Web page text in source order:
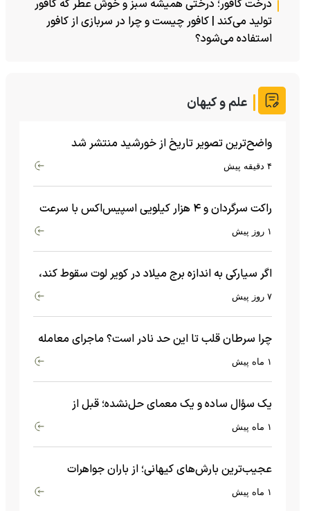
درخت کافور؛ درختی همیشه سبز و خوش عطر که کافور
تولید می‌کند | کافور چیست و چرا در سربازی از کافور
استفاده می‌شود؟
علم و کیهان
واضح‌ترین تصویر تاریخ از خورشید منتشر شد
۴ دقیقه پیش
راکت سرگردان و ۴ هزار کیلویی اسپیس‌اکس با سرعت
هشت هزار و ۶۹۰ کیلومتر در ساعت به ماه برخورد کرد۱ روز پیش
اگر سیارکی به اندازه برج میلاد در کویر لوت سقوط کند،
چه اتفاقی می‌افتد؟
۷ روز پیش
چرا سرطان قلب تا این حد نادر است؟ ماجرای معامله
عجیبی که در بدن اتفاق می‌افتد!۱ ماه پیش
یک سؤال ساده و یک معمای حل‌نشده؛ قبل از
بیگ‌بنگ و آغاز جهان چه چیزی وجود داشت؟۱ ماه پیش
عجیب‌ترین بارش‌های کیهانی؛ از باران جواهرات
گران‌قیمت تا بارش آهن و شیشه۱ ماه پیش